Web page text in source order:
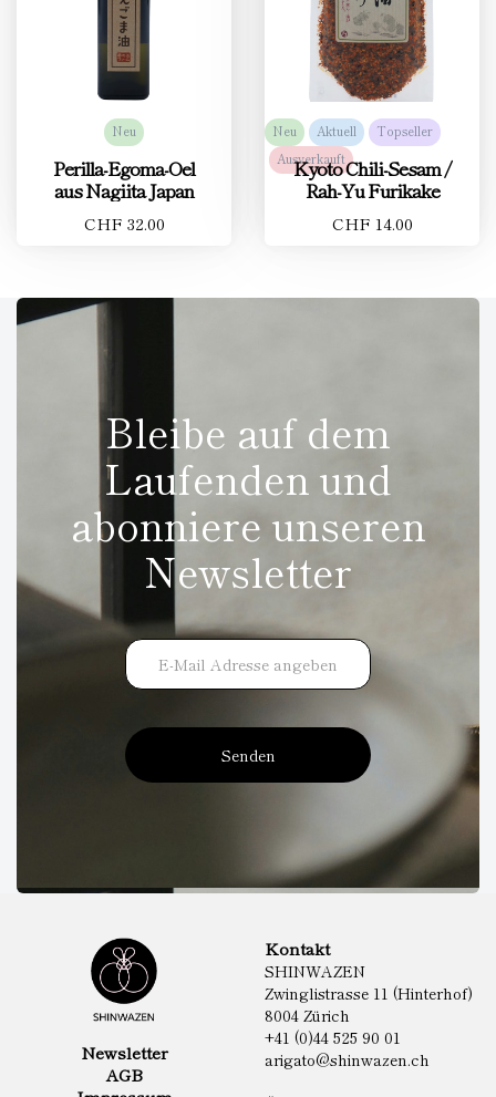
Neu
Perilla-Egoma-Oel
aus Nagiita Japan
CHF 32.00
Neu Aktuell
Topseller
Ausverkauft
Kyoto Chili-Sesam /
Rah-Yu Furikake
CHF 14.00
Bleibe auf dem
Laufenden und
abonniere unseren
Newsletter
Senden
Newsletter
AGB
Kontakt
SHINWAZEN
Zwinglistrasse 11 (Hinterhof)
8004 Zürich
+41 (0)44 525 90 01
arigato@shinwazen.ch